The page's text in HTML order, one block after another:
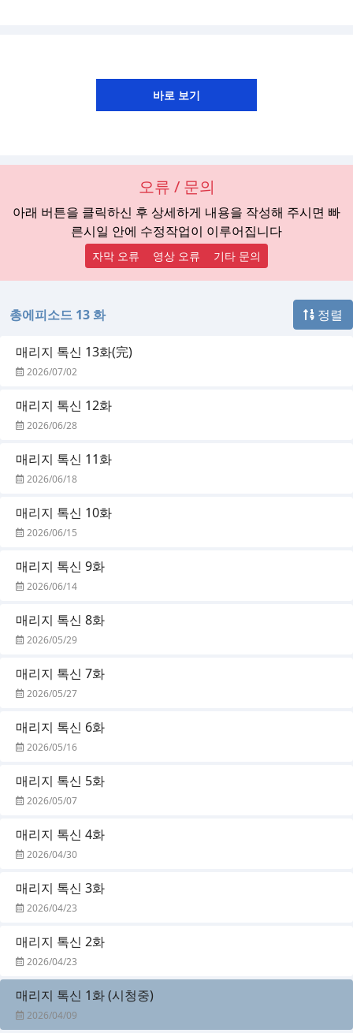
오류 / 문의
아래 버튼을 클릭하신 후 상세하게 내용을 작성해 주시면 빠
른시일 안에 수정작업이 이루어집니다
자막 오류 영상 오류 기타 문의
총에피소드 13 화 정렬
매리지 톡신 13화(完)
2026/07/02
매리지 톡신 12화
2026/06/28
매리지 톡신 11화
2026/06/18
매리지 톡신 10화
2026/06/15
매리지 톡신 9화
2026/06/14
매리지 톡신 8화
2026/05/29
매리지 톡신 7화
2026/05/27
매리지 톡신 6화
2026/05/16
매리지 톡신 5화
2026/05/07
매리지 톡신 4화
2026/04/30
매리지 톡신 3화
2026/04/23
매리지 톡신 2화
2026/04/23
매리지 톡신 1화 (시청중)
2026/04/09